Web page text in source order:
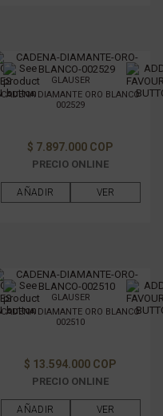
GLAUSER
CADENA DIAMANTE ORO BLANCO
002529
$ 7.897.000 COP
PRECIO ONLINE
AÑADIR VER
GLAUSER
CADENA DIAMANTE ORO BLANCO
002510
$ 13.594.000 COP
PRECIO ONLINE
AÑADIR VER